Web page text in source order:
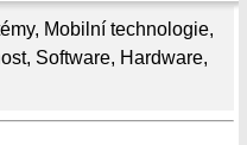
, Mobilní technologie,
, Software, Hardware,